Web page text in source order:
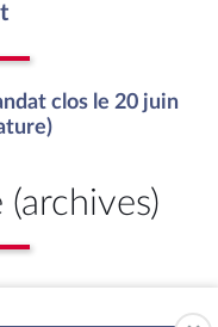
clos le 20 juin